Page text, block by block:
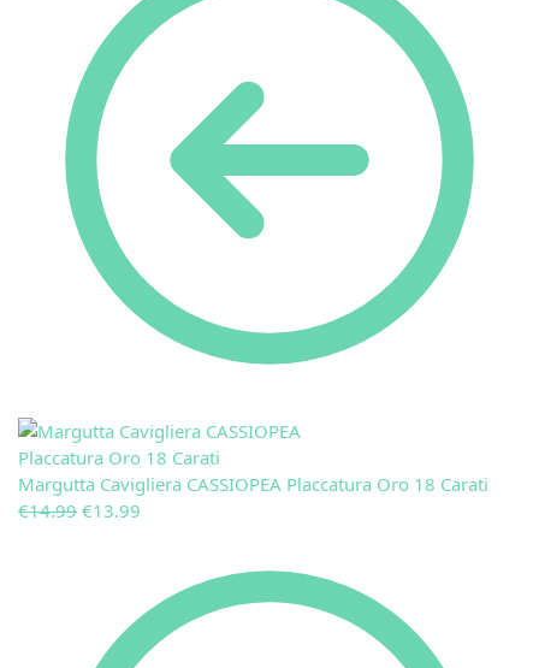
Margutta Cavigliera CASSIOPEA Placcatura Oro 18 Carati
€14.99 €13.99